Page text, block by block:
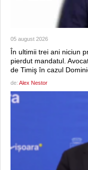
05 august 2026
În ultimii trei ani niciun
pierdut mandatul.
de Timiş în cazul
de: Alex Nestor